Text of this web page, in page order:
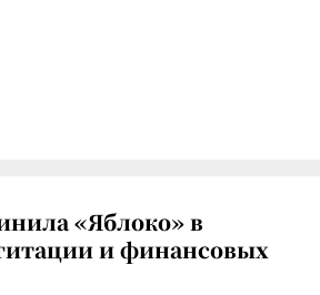
«Яблоко» в
и финансовых